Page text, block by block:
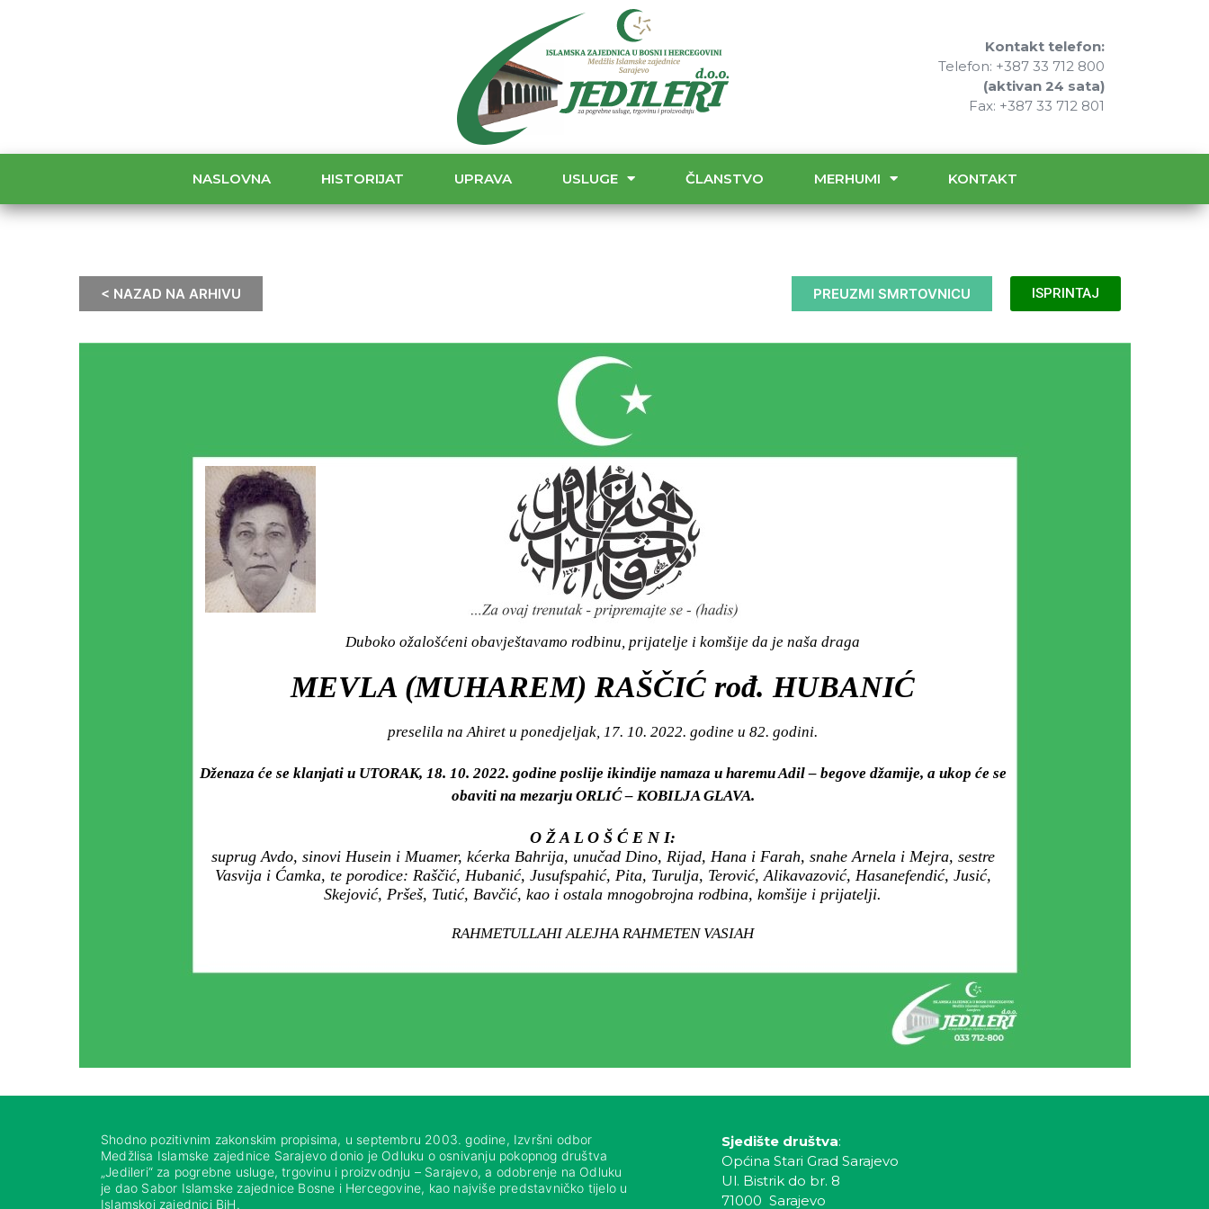
Kontakt telefon:
Telefon: +387 33 712 800
(aktivan 24 sata)
Fax: +387 33 712 801
NASLOVNA HISTORIJAT UPRAVA USLUGE ČLANSTVO MERHUMI KONTAKT
< NAZAD NA ARHIVU PREUZMI SMRTOVNICU ISPRINTAJ
Duboko ožalošćeni obavještavamo rodbinu, prijatelje i komšije da je naša draga
MEVLA (MUHAREM) RAŠČIĆ rođ. HUBANIĆ
preselila na Ahiret u ponedjeljak, 17. 10. 2022. godine u 82. godini.
Dženaza će se klanjati u UTORAK, 18. 10. 2022. godine poslije ikindije namaza u haremu Adil – begove džamije, a ukop će se
obaviti na mezarju ORLIĆ – KOBILJA GLAVA.
O Ž A L O Š Ć E N I:
suprug Avdo, sinovi Husein i Muamer, kćerka Bahrija, unučad Dino, Rijad, Hana i Farah, snahe Arnela i Mejra, sestre
Vasvija i Ćamka, te porodice: Raščić, Hubanić, Jusufspahić, Pita, Turulja, Terović, Alikavazović, Hasanefendić, Jusić,
Skejović, Pršeš, Tutić, Bavčić, kao i ostala mnogobrojna rodbina, komšije i prijatelji.
RAHMETULLAHI ALEJHA RAHMETEN VASIAH
Shodno pozitivnim zakonskim propisima, u septembru 2003. godine, Izvršni odbor
Medžlisa Islamske zajednice Sarajevo donio je Odluku o osnivanju pokopnog društva
„Jedileri“ za pogrebne usluge, trgovinu i proizvodnju – Sarajevo, a odobrenje na Odluku
je dao Sabor Islamske zajednice Bosne i Hercegovine, kao najviše predstavničko tijelo u
Islamskoj zajednici BiH.
Sjedište društva:
Općina Stari Grad Sarajevo
Ul. Bistrik do br. 8
71000 Sarajevo